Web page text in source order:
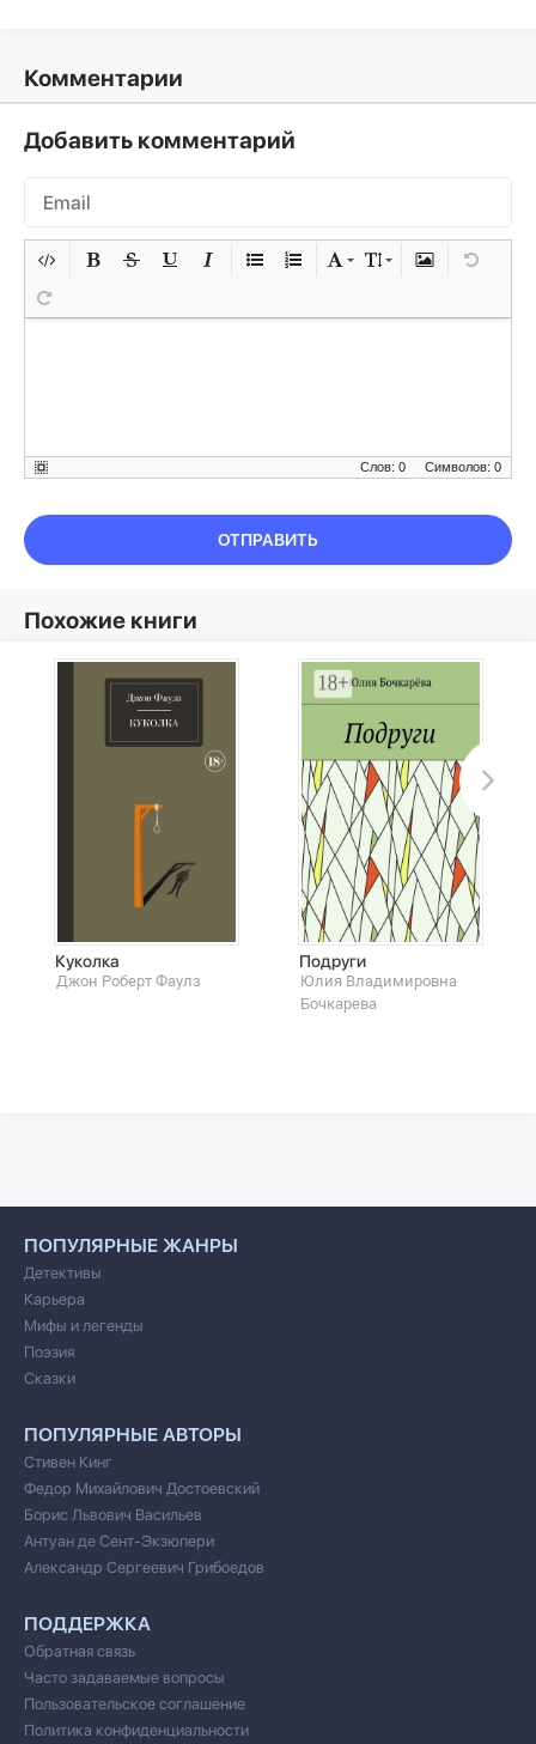
Комментарии
Добавить комментарий
Символов: 0
Слов: 0
ОТПРАВИТЬ
Похожие книги
Куколка
Джон Роберт Фаулз
Подруги
Юлия Владимировна
Бoчкарева
ПОПУЛЯРНЫЕ ЖАНРЫ
Детективы
Карьера
Мифы и легенды
Поэзия
Сказки
ПОПУЛЯРНЫЕ АВТОРЫ
Стивен Кинг
Федор Михайлович Достоевский
Борис Львович Васильев
Антуан де Сент-Экзюпери
Александр Сергеевич Грибоедов
ПОДДЕРЖКА
Обратная связь
Часто задаваемые вопросы
Пользовательское соглашение
Политика конфиденциальности